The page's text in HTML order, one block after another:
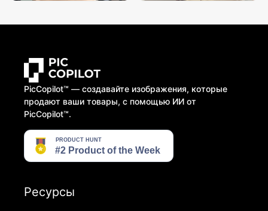
PicCopilot™️ — создавайте изображения, которые
продают ваши товары, с помощью ИИ от
PicCopilot™️.
Ресурсы